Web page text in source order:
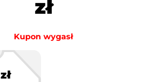
zł
Kupon wygasł